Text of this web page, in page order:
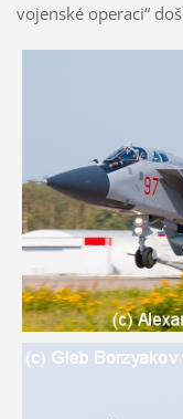
vojenské operaci“